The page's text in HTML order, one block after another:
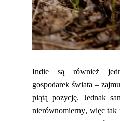
Indie są również
gospodarek świata –
piątą pozycję. Jednak
nierównomierny, więc tak